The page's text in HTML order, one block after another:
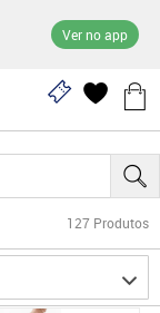
Ver no app
127 Produtos